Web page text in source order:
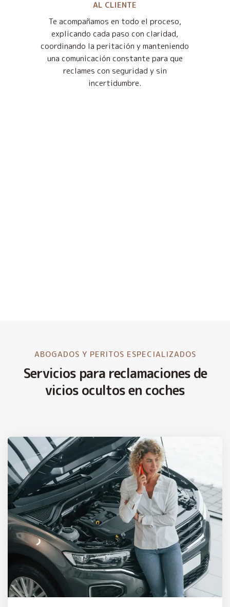
AL CLIENTE
Te acompañamos en todo el proceso,
explicando cada paso con claridad,
coordinando la peritación y manteniendo
una comunicación constante para que
reclames con seguridad y sin
incertidumbre.
ABOGADOS Y PERITOS ESPECIALIZADOS
Servicios para reclamaciones de
vicios ocultos en coches